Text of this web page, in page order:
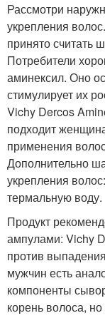
Рассмотри
укрепления
принято считать
Потребители
аминексил. Оно
стимулирует их
Vichy Dercos
подходит
применения
Дополнительно
укрепления
термальную воду.
Продукт
ампулами: Vichy
против
мужчин есть
компоненты
корень волоса,